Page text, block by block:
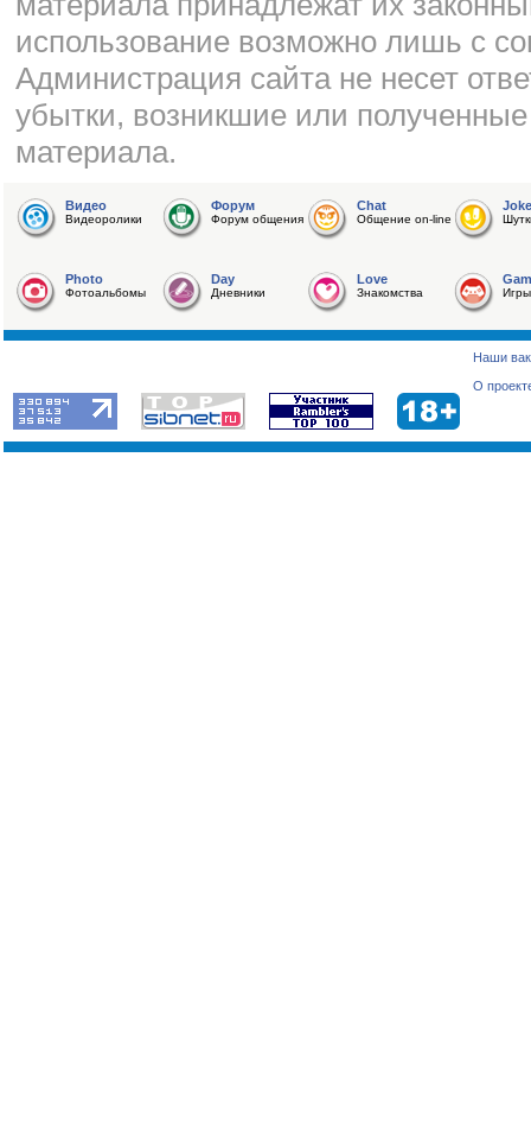
использование возможно лишь с
Администрация сайта не несет
убытки, возникшие или
материала.
Видео
Видеоролики
Форум
Форум общения
Chat
Общение on-line
Joke
Photo
Фотоальбомы
Day
Дневники
Love
Знакомства Игры
Наши
О